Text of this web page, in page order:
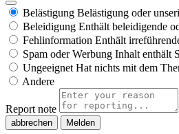
Belästigung Belästigung oder
Beleidigung Enthält beleidigende
Fehlinformation Enthält
Spam oder Werbung Inhalt enthält
Ungeeignet Hat nichts mit dem
Andere
Report note
Melden